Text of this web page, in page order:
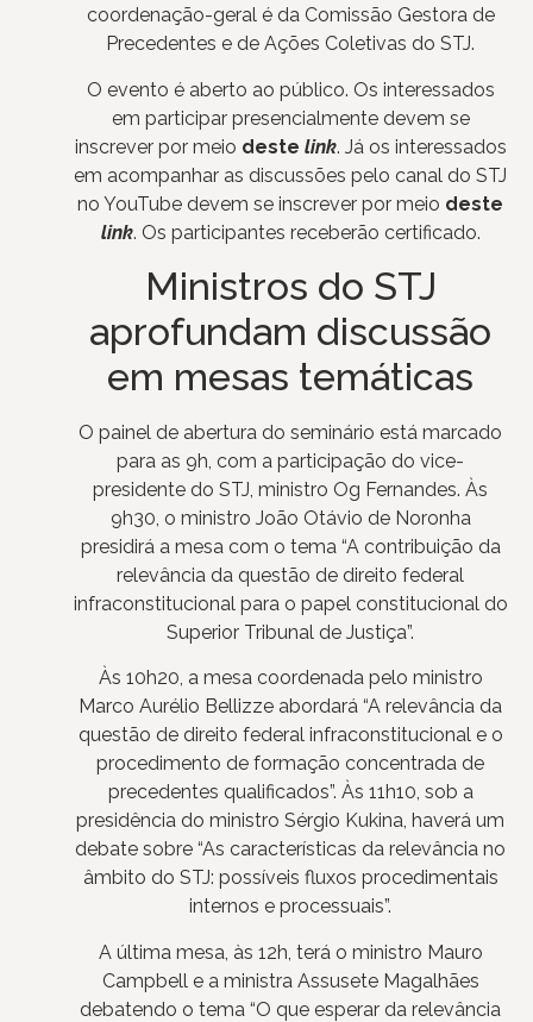
coordenação-geral é da Comissão Gestora de
Precedentes e de Ações Coletivas do STJ.
O evento é aberto ao público. Os interessados
em participar presencialmente devem se
inscrever por meio deste link. Já os interessados
em acompanhar as discussões pelo canal do STJ
no YouTube devem se inscrever por meio deste
link. Os participantes receberão certificado.
Ministros do STJ
aprofundam discussão
em mesas temáticas
O painel de abertura do seminário está marcado
para as 9h, com a participação do vice-
presidente do STJ, ministro Og Fernandes. Às
9h30, o ministro João Otávio de Noronha
presidirá a mesa com o tema “A contribuição da
relevância da questão de direito federal
infraconstitucional para o papel constitucional do
Superior Tribunal de Justiça”.
Às 10h20, a mesa coordenada pelo ministro
Marco Aurélio Bellizze abordará “A relevância da
questão de direito federal infraconstitucional e o
procedimento de formação concentrada de
precedentes qualificados”. Às 11h10, sob a
presidência do ministro Sérgio Kukina, haverá um
debate sobre “As características da relevância no
âmbito do STJ: possíveis fluxos procedimentais
internos e processuais”.
A última mesa, às 12h, terá o ministro Mauro
Campbell e a ministra Assusete Magalhães
debatendo o tema “O que esperar da relevância